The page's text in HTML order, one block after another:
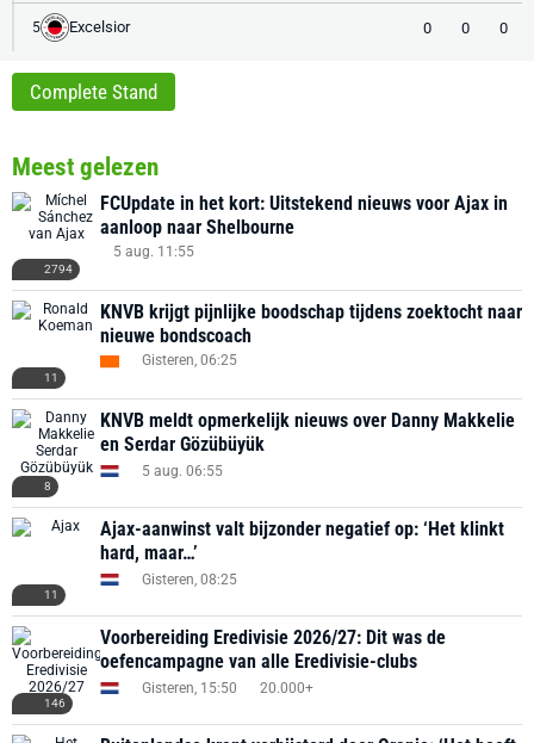
5 Excelsior 0 0 0
Complete Stand
Meest gelezen
2794
FCUpdate in het kort: Uitstekend nieuws voor Ajax in
aanloop naar Shelbourne
5 aug. 11:55
11
KNVB krijgt pijnlijke boodschap tijdens zoektocht naar
nieuwe bondscoach
Gisteren, 06:25
8
KNVB meldt opmerkelijk nieuws over Danny Makkelie
en Serdar Gözübüyük
5 aug. 06:55
11
Ajax-aanwinst valt bijzonder negatief op: ‘Het klinkt
hard, maar…’
Gisteren, 08:25
146
Voorbereiding Eredivisie 2026/27: Dit was de
oefencampagne van alle Eredivisie-clubs
Gisteren, 15:50 20.000+